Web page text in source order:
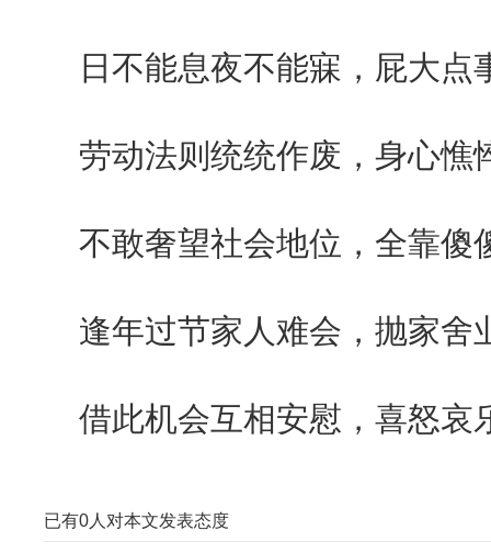
日不能息夜不能寐，屁大点
劳动法则统统作废，身心憔
不敢奢望社会地位，全靠傻
逢年过节家人难会，抛家舍
借此机会互相安慰，喜怒哀
已有0 人对本文发表态度